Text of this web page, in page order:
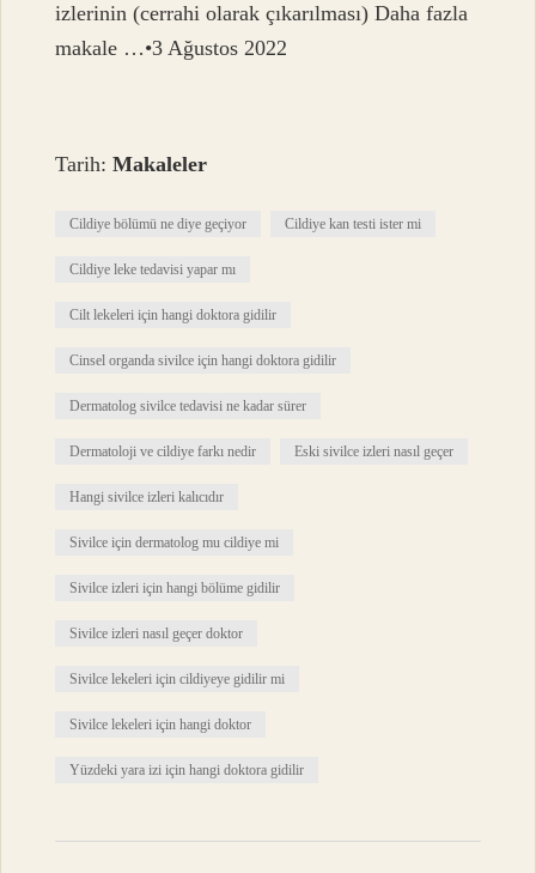
izlerinin (cerrahi olarak çıkarılması) Daha fazla
makale …•3 Ağustos 2022
Tarih:Makaleler
Cildiye bölümü ne diye geçiyor Cildiye kan testi ister mi
Cildiye leke tedavisi yapar mı
Cilt lekeleri için hangi doktora gidilir
Cinsel organda sivilce için hangi doktora gidilir
Dermatolog sivilce tedavisi ne kadar sürer
Dermatoloji ve cildiye farkı nedir Eski sivilce izleri nasıl geçer
Hangi sivilce izleri kalıcıdır
Sivilce için dermatolog mu cildiye mi
Sivilce izleri için hangi bölüme gidilir
Sivilce izleri nasıl geçer doktor
Sivilce lekeleri için cildiyeye gidilir mi
Sivilce lekeleri için hangi doktor
Yüzdeki yara izi için hangi doktora gidilir